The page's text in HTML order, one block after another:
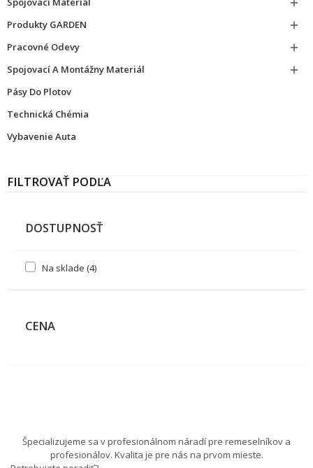

Produkty GARDEN

Pracovné Odevy

Spojovací A Montážny Materiál

Pásy Do Plotov
Technická Chémia
Vybavenie Auta
FILTROVAŤ PODĽA
DOSTUPNOSŤ
Na sklade(4)
CENA
Špecializujeme sa v profesionálnom náradí pre remeselníkov a
profesionálov. Kvalita je pre nás na prvom mieste.